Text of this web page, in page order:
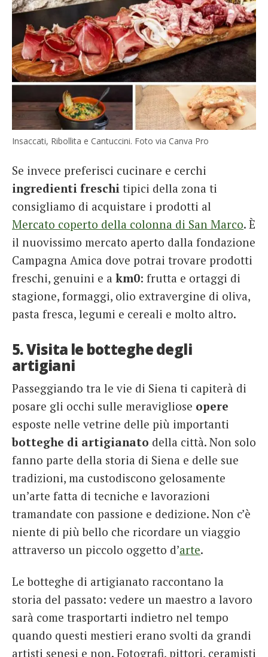
Insaccati, Ribollita e Cantuccini. Foto via Canva Pro
Se invece preferisci cucinare e cerchi
ingredienti freschi tipici della zona ti
consigliamo di acquistare i prodotti al
Mercato coperto della colonna di San Marco. È
il nuovissimo mercato aperto dalla fondazione
Campagna Amica dove potrai trovare prodotti
freschi, genuini e a km0: frutta e ortaggi di
stagione, formaggi, olio extravergine di oliva,
pasta fresca, legumi e cereali e molto altro.
5. Visita le botteghe degli
artigiani
Passeggiando tra le vie di Siena ti capiterà di
posare gli occhi sulle meravigliose opere
esposte nelle vetrine delle più importanti
botteghe di artigianato della città. Non solo
fanno parte della storia di Siena e delle sue
tradizioni, ma custodiscono gelosamente
un’arte fatta di tecniche e lavorazioni
tramandate con passione e dedizione. Non c’è
niente di più bello che ricordare un viaggio
attraverso un piccolo oggetto d’arte.
Le botteghe di artigianato raccontano la
storia del passato: vedere un maestro a lavoro
sarà come trasportarti indietro nel tempo
quando questi mestieri erano svolti da grandi
artisti senesi e non. Fotografi, pittori, ceramisti